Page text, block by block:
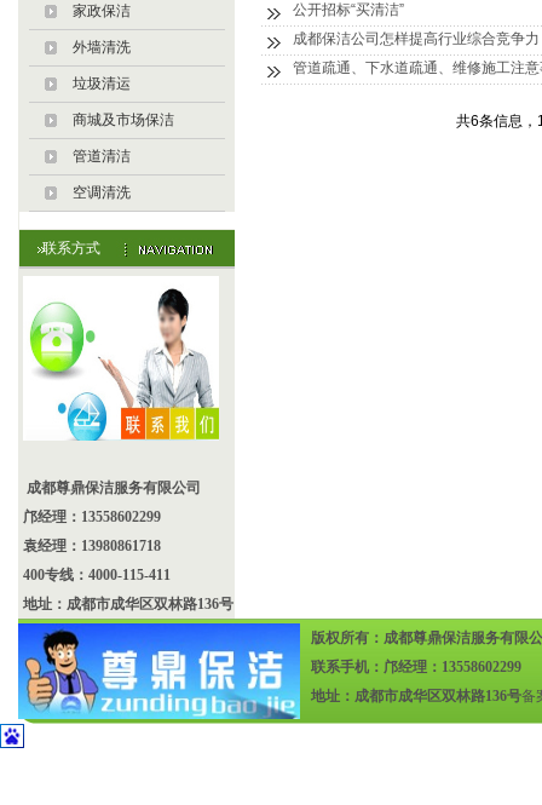
家政保洁
外墙清洗
垃圾清运
商城及市场保洁
管道清洁
空调清洗
联系方式
成都尊鼎保洁服务有限公司
邝经理：13558602299
袁经理：13980861718
400专线：4000-115-411
地址：成都市成华区双林路136号
公开招标“买清洁”
成都保洁公司怎样提高行业综合竞争力
管道疏通、下水道疏通、维修施工注
共6条信息
版权所有：成都尊鼎保洁服务有限
联系手机：邝经理：13558602299
地址：成都市成华区双林路136号备